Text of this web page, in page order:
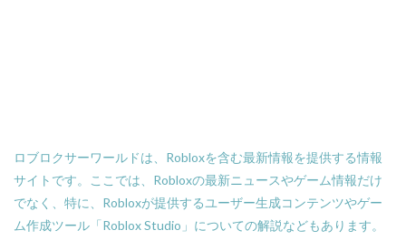
ロブロクサーワールドは、Robloxを含む最新情報を提供する情報
サイトです。ここでは、Robloxの最新ニュースやゲーム情報だけ
でなく、特に、Robloxが提供するユーザー生成コンテンツやゲー
ム作成ツール「Roblox Studio」についての解説などもあります。